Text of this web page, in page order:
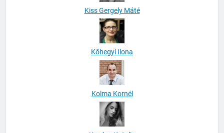
Kiss Gergely Máté
Kőhegyi Ilona
Kolma Kornél